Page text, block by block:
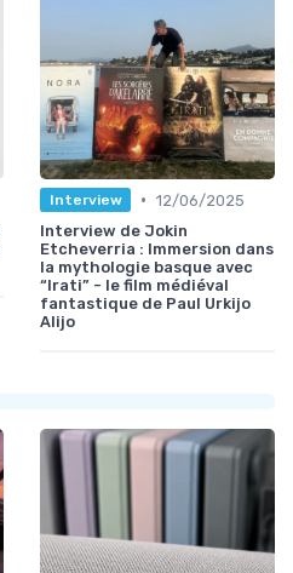
Interview • 12/06/2025
Interview de Jokin
Etcheverria : Immersion dans
la mythologie basque avec
“Irati” - le film médiéval
fantastique de Paul Urkijo
Alijo